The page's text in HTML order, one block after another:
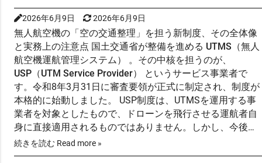
2026年6月9日 2026年6月9日
無人航空機の「空の交通整理」を担う新制度、その全体像
と実務上の注意点 国土交通省が整備を進める UTMS（無人
航空機運航管理システム）
。その中核を担うのが、
USP（UTM Service Provider）
というサービス事業者で
す。令和8年3月31日に審査要領が正式に制定され、制度が
本格的に始動しました。 USP制度は、UTMSを運用する事
業者を対象としたもので、ドローンを飛行させる運航者自
身に直接適用されるものではありません。しかし、今後の
低空域における空域管理の方向性を大きく左右する重要な
制度です。 USPが提供するサービスには、飛行中の事故防
続きを読む Read more »